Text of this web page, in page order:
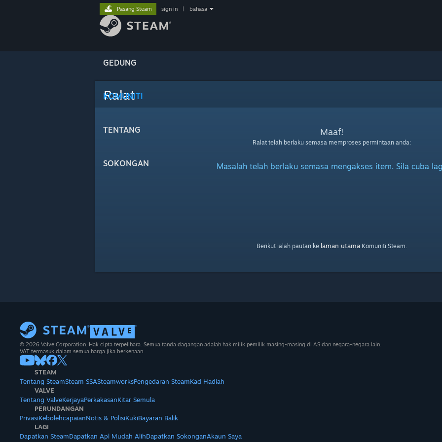
GEDUNG
KOMUNITI
TENTANG
SOKONGAN
Pasang Steam sign in bahasa
Ralat
Maaf!
Ralat telah berlaku semasa memproses permintaan anda:
Masalah telah berlaku semasa mengakses item. Sila cuba
Berikut ialah pautan ke laman utamaKomuniti Steam.
© 2026 Valve Corporation. Hak cipta terpelihara. Semua tanda dagangan adalah hak milik pemilik masing-masing di AS dan negara-negara lain.
VAT termasuk dalam semua harga jika berkenaan.
STEAM
Tentang SteamSteam SSASteamworksPengedaran SteamKad Hadiah
VALVE
Tentang ValveKerjayaPerkakasanKitar Semula
PERUNDANGAN
PrivasiKebolehcapaianNotis & PolisiKukiBayaran Balik
LAGI
Dapatkan SteamDapatkan Apl Mudah AlihDapatkan SokonganAkaun Saya